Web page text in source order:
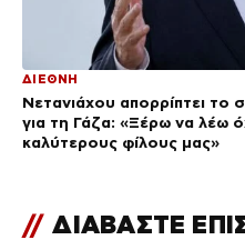
ΔΙΕΘΝΗ
Νετανιάχου απορρίπτει το
για τη Γάζα: «Ξέρω να λέω
καλύτερους φίλους μας»
// ΔΙΑΒΑΣΤΕ